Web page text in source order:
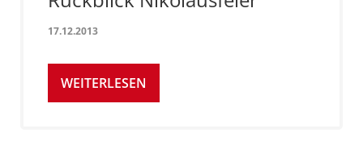
17.12.2013
WEITERLESEN